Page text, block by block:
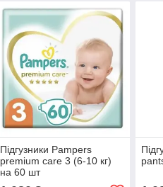
Підгузники Pampers
premium care 3 (6-10 кг)
на 60 шт